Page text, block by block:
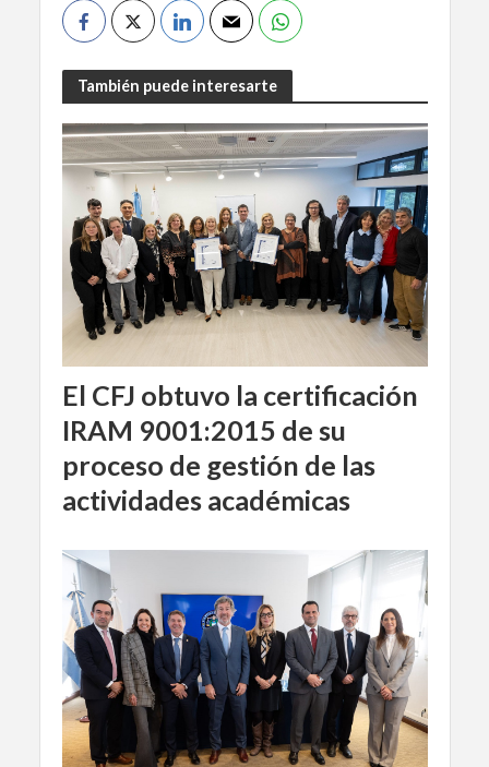
También puede interesarte
El CFJ obtuvo la certificación
IRAM 9001:2015 de su
proceso de gestión de las
actividades académicas